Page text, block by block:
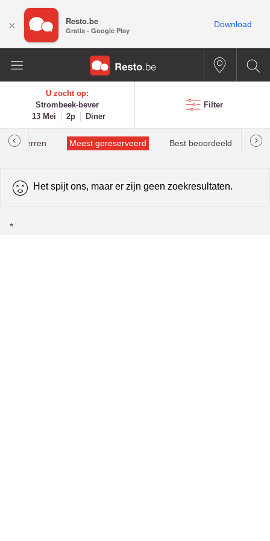
U zocht op:
Strombeek-bever
13 Mei
2p Diner
Filter
Meest gereserveerd Best beoordeeld
Het spijt ons, maar er zijn geen zoekresultaten.
*
× Resto.be
Gratis - Google Play
Download